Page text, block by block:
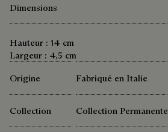
Dimensions
Hauteur : 14 cm
Largeur : 4,5 cm
Origine
Fabriqué en Italie
Collection Collection Permanente